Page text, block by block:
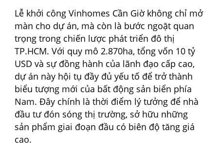
Lễ khởi công Vinhomes Cần Giờ không chỉ mở
màn cho dự án, mà còn là bước ngoặt quan
trọng trong chiến lược phát triển đô thị
TP.HCM. Với quy mô 2.870ha, tổng vốn 10 tỷ
USD và sự đồng hành của lãnh đạo cấp cao,
dự án này hội tụ đầy đủ yếu tố để trở thành
biểu tượng mới của bất động sản biển phía
Nam. Đây chính là thời điểm lý tưởng để nhà
đầu tư đón sóng thị trường, sở hữu những
sản phẩm giai đoạn đầu có biên độ tăng giá
cao.